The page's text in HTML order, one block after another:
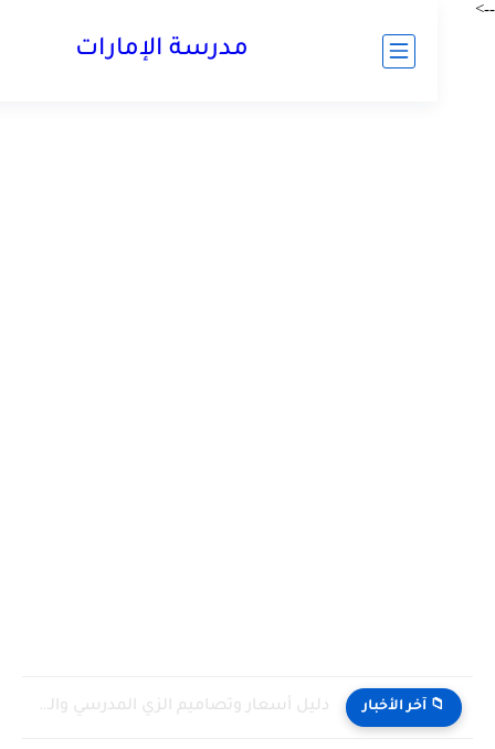
مدرسة الإمارات
آخر الأخبار دليل أسعار وتصاميم الزي المدرسي والرياضي للمدارس الحكومية فى الامارات...